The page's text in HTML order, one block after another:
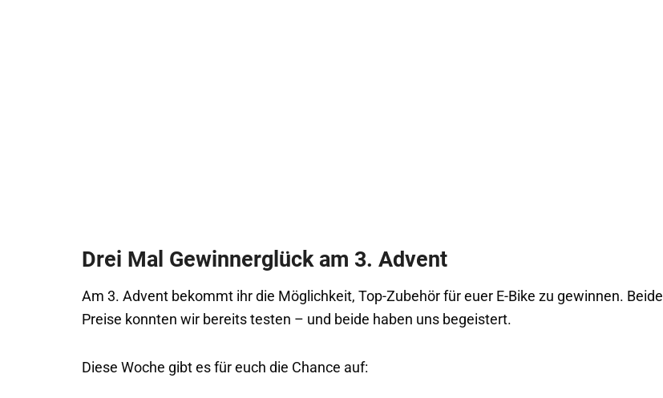
Drei Mal Gewinnerglück am 3. Advent
Am 3. Advent bekommt ihr die Möglichkeit, Top-Zubehör für euer E-Bike zu gewinnen. Beide
Preise konnten wir bereits testen – und beide haben uns begeistert.
Diese Woche gibt es für euch die Chance auf: